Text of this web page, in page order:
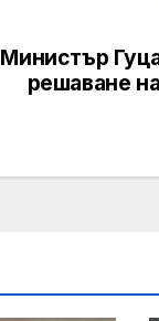
Министър
решаване